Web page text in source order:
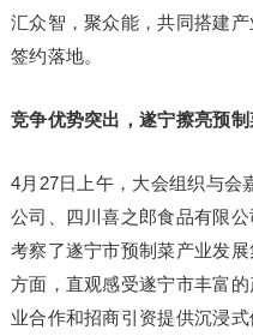
汇众智，聚众能，共同搭建
签约落地。
竞争优势突出，遂宁擦亮预
4月27日上午，大会组织与会
公司、四川喜之郎食品有限
考察了遂宁市预制菜产业发
方面，直观感受遂宁市丰富
业合作和招商引资提供沉浸式